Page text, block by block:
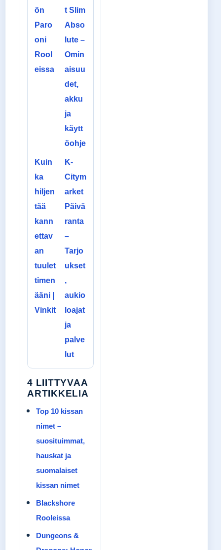
ön
Paro
oni
Rool
eissa
t Slim
Abso
lute –
Omin
aisuu
det,
akku
ja
käytt
öohje
Kuin
ka
hiljen
tää
kann
ettav
an
tuulet
timen
ääni |
Vinkit
K-
Citym
arket
Päivä
ranta
–
Tarjo
ukset
,
aukio
loajat
ja
palve
lut
4 LIITTYVAA
ARTIKKELIA
Top 10 kissan
nimet –
suosituimmat,
hauskat ja
suomalaiset
kissan nimet
Blackshore
Rooleissa
Dungeons &